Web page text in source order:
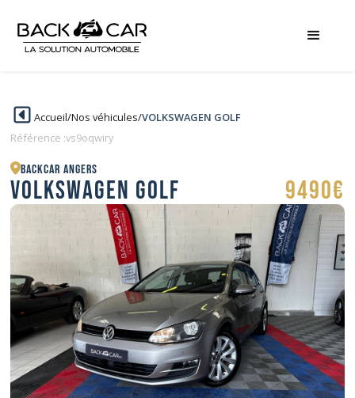
Accueil/Nos véhicules/VOLKSWAGEN GOLF
Référence :vs9oqwiry
BACKCAR Angers
VOLKSWAGEN GOLF 9490€